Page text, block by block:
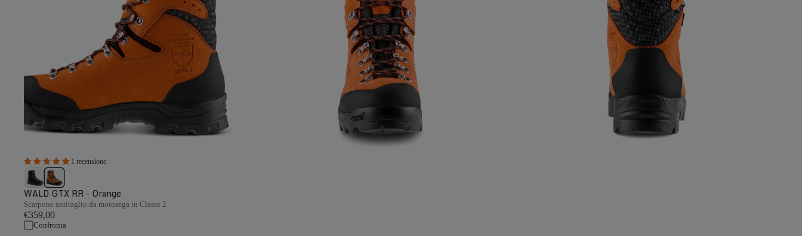
1 recensione
WALD GTX RR - Orange
Scarpone antitaglio da motosega in Classe 2
€359,00
Confronta